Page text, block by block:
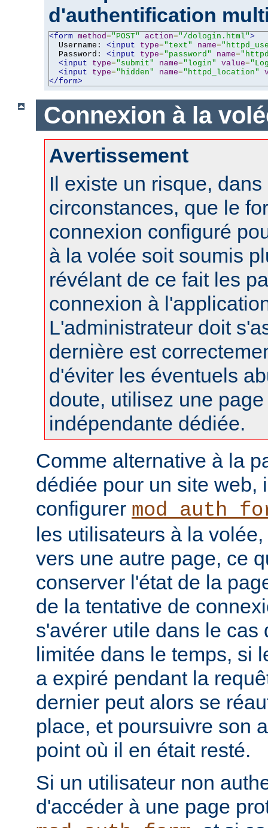
d'authentification
<form method="POST" action="/dologin.html">
  Username:
<input type="text" name=
  Password:
<input type="password" name=
<input
type="submit" name="login" value=
<input
type="hidden" name="httpd_location"
</form>
Connexion à la
Avertissement
Il existe un risque,
circonstances, que le
connexion configuré
à la volée soit soumis
révélant de ce fait les
connexion à
L'administrateur doit
dernière est
d'éviter les éventuels
doute, utilisez une
indépendante dédiée.
Comme alternative à la
dédiée pour un site web,
configurer
les utilisateurs à la
vers une autre page, ce
conserver l'état de la
de la tentative de
s'avérer utile dans le cas
limitée dans le temps, si
a expiré pendant la
dernier peut alors se
place, et poursuivre son
point où il en était resté.
Si un utilisateur non
d'accéder à une page